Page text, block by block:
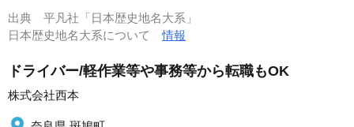
出典 平凡社「日本歴史地名大系」
日本歴史地名大系について情報
ドライバー/軽作業等や事務等から転職もOK
株式会社西本